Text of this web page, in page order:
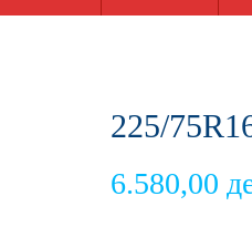
225/
6.580,00